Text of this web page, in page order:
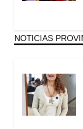
NOTICIAS